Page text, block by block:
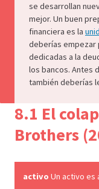
tener
sesión
También
nos
gustaría
utilizar
analíticas
que
se desarrollan
mejor. Un buen
financiera es la
deberías empezar
dedicadas a la
los bancos. Antes
también deberías
8.1 El
Brothers
activo Un activo es